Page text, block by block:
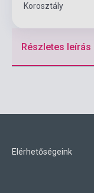
Korosztály
Részletes leírás
Elérhetőségeink